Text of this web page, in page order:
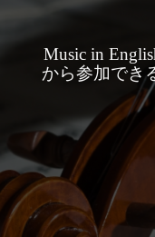
Music in
から参加でき